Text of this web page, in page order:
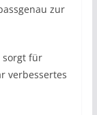
zur
sorgt für
verbessertes